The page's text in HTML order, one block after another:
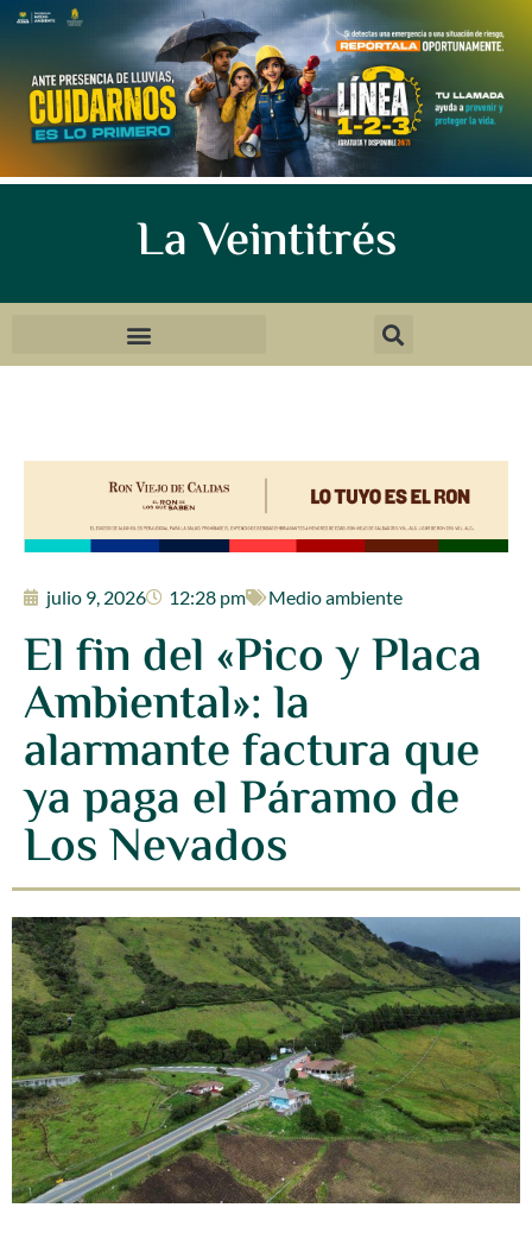
La Veintitrés
julio 9, 2026 12:28 pm Medio ambiente
El fin del «Pico y Placa
Ambiental»: la
alarmante factura que
ya paga el Páramo de
Los Nevados